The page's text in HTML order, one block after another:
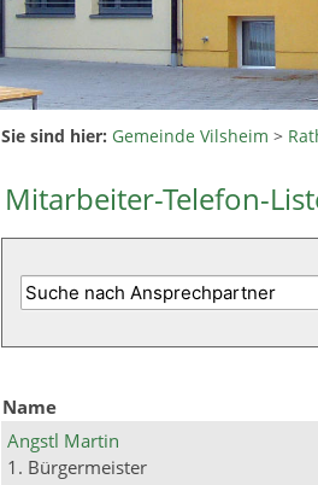
Sie sind hier: Gemeinde Vilsheim >
Mitarbeiter-Telefon-
Name
Angstl Martin
1. Bürgermeister